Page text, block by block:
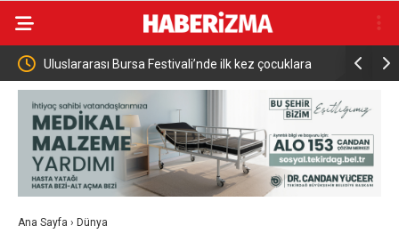
Uluslararası Bursa Festivali’nde ilk kez çocuklara
kapılarını açtı
Adalet
Uğur
Ana Sayfa › Dünya